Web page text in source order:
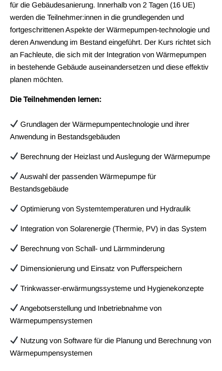
für die Gebäudesanierung. Innerhalb von 2 Tagen (16 UE)
werden die Teilnehmer:innen in die grundlegenden und
fortgeschrittenen Aspekte der Wärmepumpen-technologie und
deren Anwendung im Bestand eingeführt. Der Kurs richtet sich
an Fachleute, die sich mit der Integration von Wärmepumpen
in bestehende Gebäude auseinandersetzen und diese effektiv
planen möchten.
Die Teilnehmenden lernen:
Grundlagen der Wärmepumpentechnologie und ihrer
Anwendung in Bestandsgebäuden
Berechnung der Heizlast und Auslegung der Wärmepumpe
Auswahl der passenden Wärmepumpe für
Bestandsgebäude
Optimierung von Systemtemperaturen und Hydraulik
Integration von Solarenergie (Thermie, PV) in das System
Berechnung von Schall- und Lärmminderung
Dimensionierung und Einsatz von Pufferspeichern
Trinkwasser-erwärmungssysteme und Hygienekonzepte
Angebotserstellung und Inbetriebnahme von
Wärmepumpensystemen
Nutzung von Software für die Planung und Berechnung von
Wärmepumpensystemen